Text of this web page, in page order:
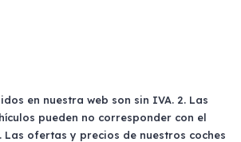
en nuestra web son sin IVA. 2. Las
pueden no corresponder con el
ofertas y precios de nuestros coches